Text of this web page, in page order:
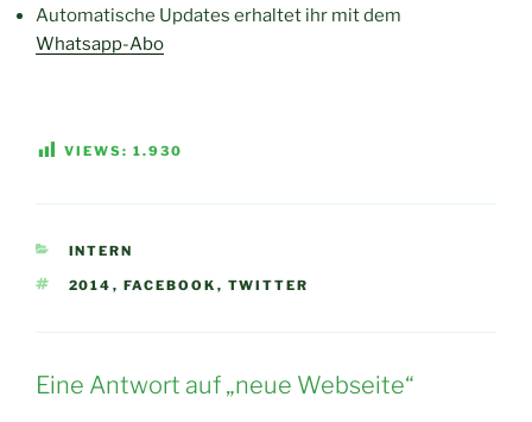
Automatische Updates erhaltet ihr mit dem
Whatsapp-Abo
VIEWS: 1.930
KATEGORIEN
INTERN
SCHLAGWÖRTER
2014 , FACEBOOK , TWITTER
Eine Antwort auf „neue Webseite“